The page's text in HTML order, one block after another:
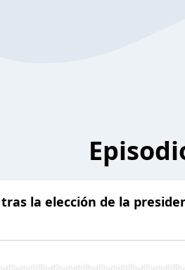
la elección de la